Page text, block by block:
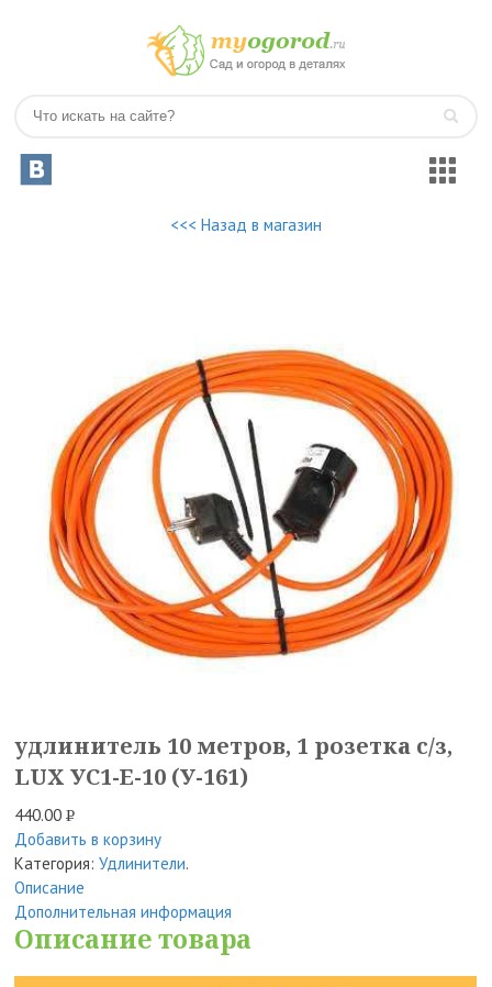
<<< Назад в магазин
удлинитель 10 метров, 1 розетка с/з,
LUX УС1-E-10 (У-161)
440.00Р
УБ.
Добавить в корзину
Категория:Удлинители.
Описание
Дополнительная информация
Описание товара